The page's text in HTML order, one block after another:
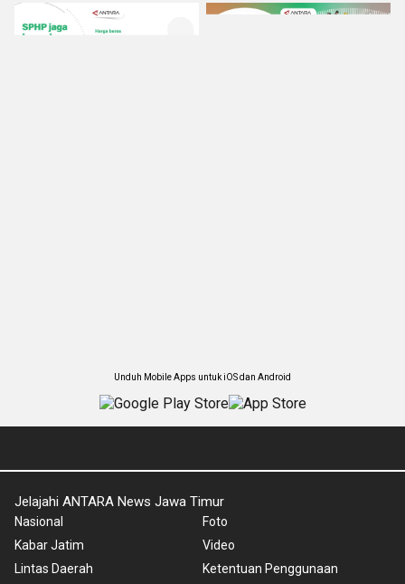
Unduh Mobile Apps untuk iOS dan Android
Jelajahi ANTARA News Jawa Timur
Nasional
Kabar Jatim
Lintas Daerah
Foto
Video
Ketentuan Penggunaan